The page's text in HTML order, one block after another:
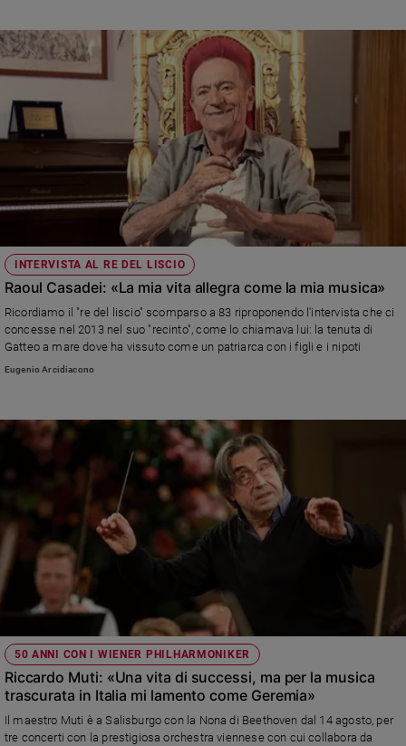
INTERVISTA AL RE DEL LISCIO
Raoul Casadei: «La mia vita allegra come la mia musica»
Ricordiamo il "re del liscio" scomparso a 83 riproponendo l'intervista che ci
concesse nel 2013 nel suo "recinto", come lo chiamava lui: la tenuta di
Gatteo a mare dove ha vissuto come un patriarca con i figli e i nipoti
Eugenio Arcidiacono
50 ANNI CON I WIENER PHILHARMONIKER
Riccardo Muti: «Una vita di successi, ma per la musica
trascurata in Italia mi lamento come Geremia»
Il maestro Muti è a Salisburgo con la Nona di Beethoven dal 14 agosto, per
tre concerti con la prestigiosa orchestra viennese con cui collabora da